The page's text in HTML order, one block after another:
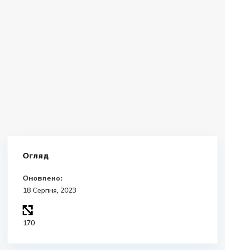
Огляд
Оновлено:
18 Серпня, 2023
170